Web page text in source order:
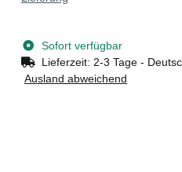
Sofort verfügbar
Lieferzeit: 2-3 Tage -
Ausland abweichend